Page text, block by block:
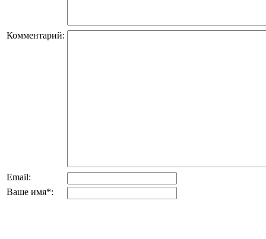
Комментарий:
Email:
Ваше имя*: